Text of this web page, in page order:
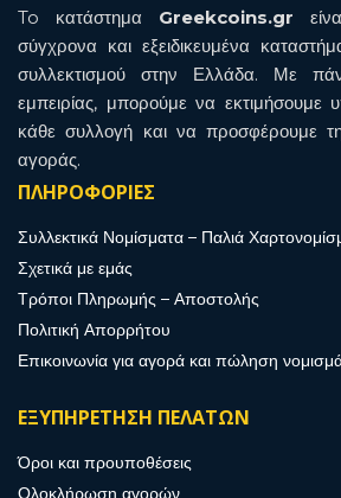
To κατάστημα Greekcoins.gr
σύγχρονα και εξειδικευμένα
συλλεκτισμού στην Ελλάδα. Με
εμπειρίας, μπορούμε να εκτιμήσουμε
κάθε συλλογή και να προσφέρουμε
αγοράς.
ΠΛΗΡΟΦΟΡΙΕΣ
Συλλεκτικά Νομίσματα – Παλιά
Σχετικά με εμάς
Τρόποι Πληρωμής – Αποστολής
Πολιτική Απορρήτου
Επικοινωνία για αγορά και πώληση
ΕΞΥΠΗΡΕΤΗΣΗ ΠΕΛΑΤΩΝ
Όροι και προυποθέσεις
Ολοκλήρωση αγορών